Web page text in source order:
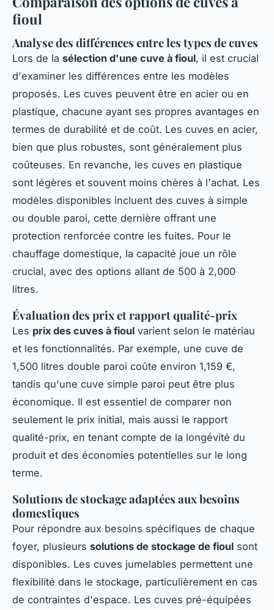
fioul
Analyse des différences entre les types de cuves
Lors de la sélection d'une cuve à fioul, il est crucial
d'examiner les différences entre les modèles
proposés. Les cuves peuvent être en acier ou en
plastique, chacune ayant ses propres avantages en
termes de durabilité et de coût. Les cuves en acier,
bien que plus robustes, sont généralement plus
coûteuses. En revanche, les cuves en plastique
sont légères et souvent moins chères à l'achat. Les
modèles disponibles incluent des cuves à simple
ou double paroi, cette dernière offrant une
protection renforcée contre les fuites. Pour le
chauffage domestique, la capacité joue un rôle
crucial, avec des options allant de 500 à 2,000
litres.
Évaluation des prix et rapport qualité-prix
Les prix des cuves à fioul varient selon le matériau
et les fonctionnalités. Par exemple, une cuve de
1,500 litres double paroi coûte environ 1,159 €,
tandis qu'une cuve simple paroi peut être plus
économique. Il est essentiel de comparer non
seulement le prix initial, mais aussi le rapport
qualité-prix, en tenant compte de la longévité du
produit et des économies potentielles sur le long
terme.
Solutions de stockage adaptées aux besoins
domestiques
Pour répondre aux besoins spécifiques de chaque
foyer, plusieurs solutions de stockage de fioul sont
disponibles. Les cuves jumelables permettent une
flexibilité dans le stockage, particulièrement en cas
de contraintes d'espace. Les cuves pré-équipées